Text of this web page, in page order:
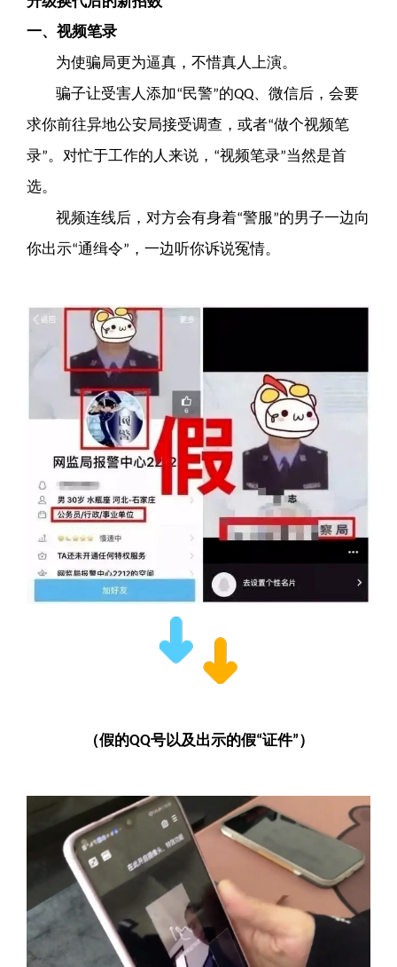
一、 视频笔录
为使骗局更为逼真，不惜真人上演。
骗子让受害人添加“民警”的QQ、微信后，会要
求你前往异地公安局接受调查，或者“做个视频笔
录”。对忙于工作的人来说， “视频笔录”当然是首
选。
视频连线后，对方会有身着“警服”的男子一边向
你出示“通缉令” ，一边听你诉说冤情。
（假的QQ号以及出示的假“证件”）